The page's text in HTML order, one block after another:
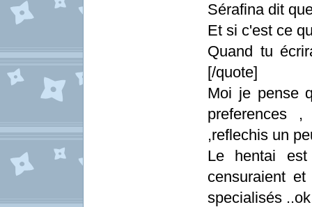
Sérafina dit
Et si c'est ce
Quand tu
[/quote]
Moi je pense
preferences
,reflechis un
Le hentai est
censuraient
specialisés